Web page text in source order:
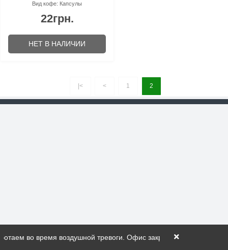
во время воздушной тревоги. Офис закрыт! _ _ _ _ _ _ _
Вид кофе: Капсулы
22грн.
НЕТ В НАЛИЧИИ
|< < 1 2